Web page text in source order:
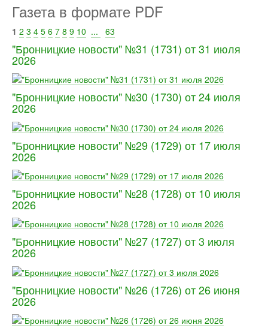
Газета в формате PDF
1 2 3 4 5 6 7 8 9 10 ... 63
"Бронницкие новости" №31 (1731) от 31 июля
2026
"Бронницкие новости" №30 (1730) от 24 июля
2026
"Бронницкие новости" №29 (1729) от 17 июля
2026
"Бронницкие новости" №28 (1728) от 10 июля
2026
"Бронницкие новости" №27 (1727) от 3 июля
2026
"Бронницкие новости" №26 (1726) от 26 июня
2026